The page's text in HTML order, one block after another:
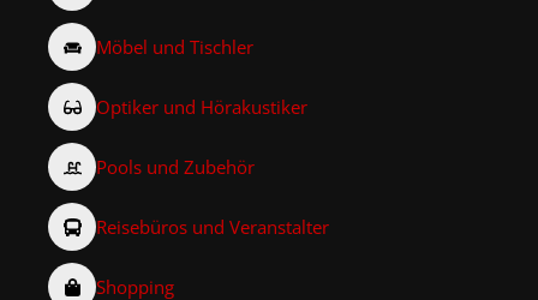
Möbel und Tischler
Optiker und Hörakustiker
Pools und Zubehör
Reisebüros und Veranstalter
Shopping